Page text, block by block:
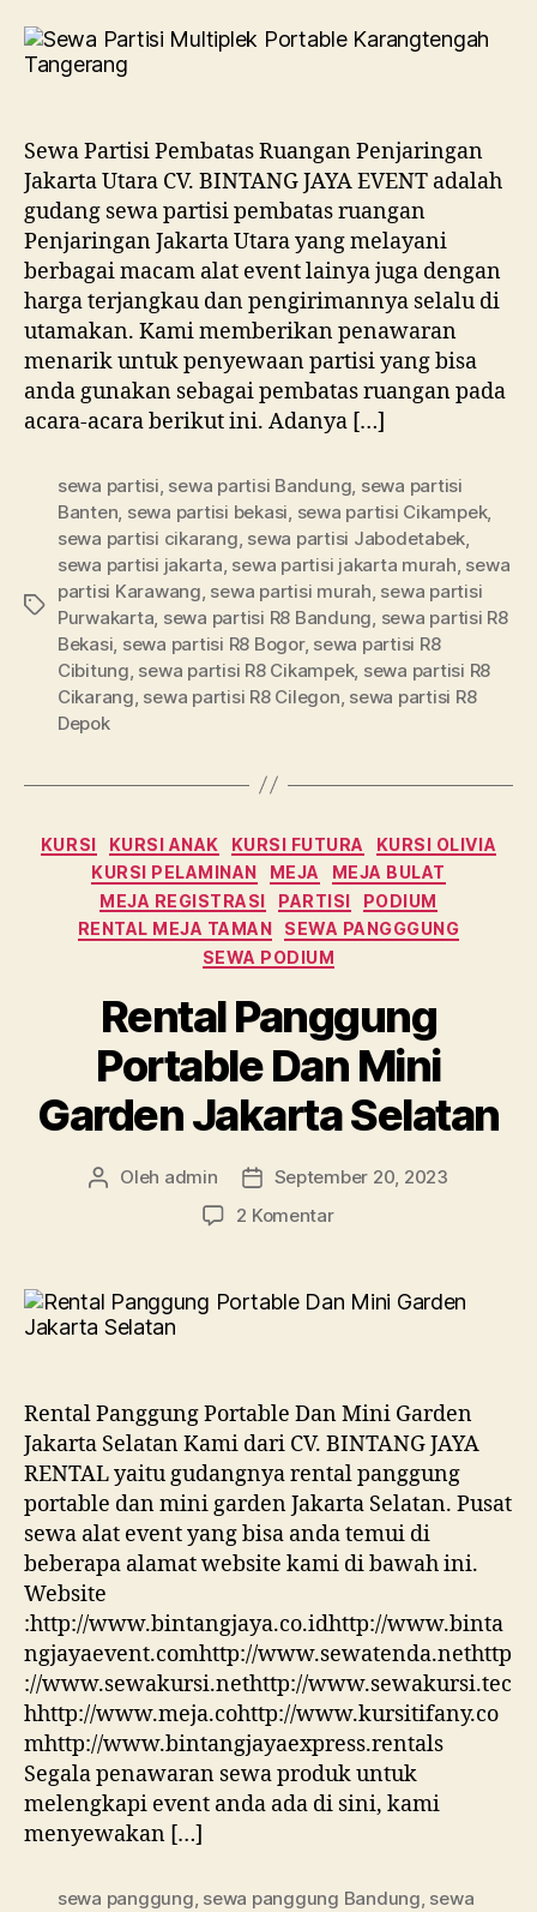
Pembatas
Sewa Partisi Pembatas Ruangan Penjaringan
Jakarta Utara CV. BINTANG JAYA EVENT adalah
gudang sewa partisi pembatas ruangan
Penjaringan Jakarta Utara yang melayani
berbagai macam alat event lainya juga dengan
harga terjangkau dan pengirimannya selalu di
utamakan. Kami memberikan penawaran
menarik untuk penyewaan partisi yang bisa
anda gunakan sebagai pembatas ruangan pada
acara-acara berikut ini. Adanya […]
Tag
sewa partisi sewa partisi Bandung sewa partisi
Banten sewa partisi bekasi sewa partisi Cikampek,
sewa partisi cikarang sewa partisi Jabodetabek
sewa partisi jakarta sewa partisi jakarta murah sewa
partisi Karawang sewa partisi murah sewa partisi
Purwakarta sewa partisi R8 Bandung sewa partisi R8
Bekasi sewa partisi R8 Bogor, sewa partisi R8
Cibitung sewa partisi R8 Cikampek, sewa partisi R8
Cikarang sewa partisi R8 Cilegon sewa partisi R8
Depok
Kategori
KURSI KURSI ANAK KURSI FUTURA
KURSI OLIVIA
KURSI PELAMINAN
MEJA
MEJA BULAT
MEJA REGISTRASI
PARTISI
PODIUM
RENTAL MEJA TAMAN
SEWA PANGGGUNG
SEWA PODIUM
Rental Panggung
Portable Dan Mini
Garden Jakarta Selatan
Penulis
Oleh admin
Tanggal
artikel
September 20, 2023
2 Komentarpada
Portable
Jakarta
Selatan
Rental Panggung Portable Dan Mini Garden
Jakarta Selatan Kami dari CV. BINTANG JAYA
RENTAL yaitu gudangnya rental panggung
portable dan mini garden Jakarta Selatan. Pusat
sewa alat event yang bisa anda temui di
beberapa alamat website kami di bawah ini.
Website
:http://www.bintangjaya.co.idhttp://www.binta
ngjayaevent.comhttp://www.sewatenda.nethttp
://www.sewakursi.nethttp://www.sewakursi.tec
hhttp://www.meja.cohttp://www.kursitifany.co
mhttp://www.bintangjayaexpress.rentals
Segala penawaran sewa produk untuk
melengkapi event anda ada di sini, kami
menyewakan […]
sewa panggung, sewa panggung Bandung, sewa